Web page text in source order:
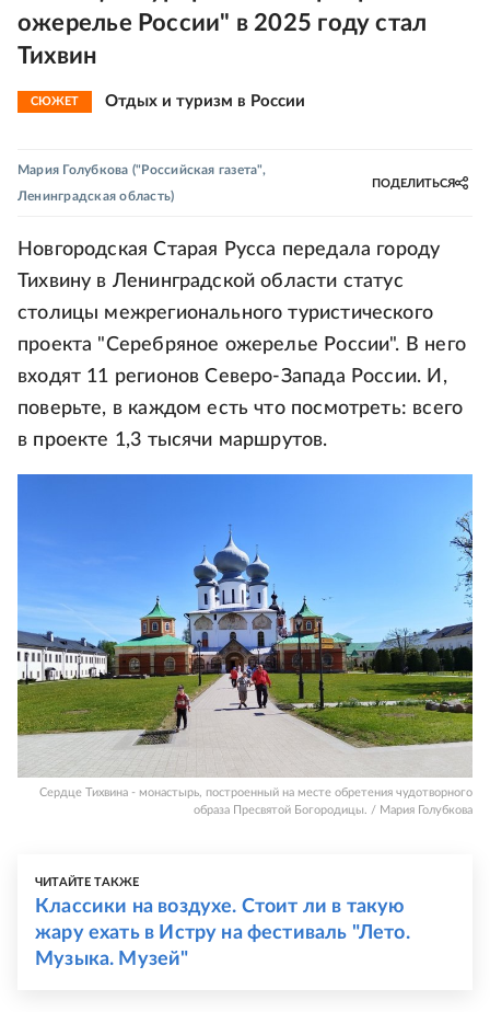
ожерелье России" в 2025 году стал
Тихвин
СЮЖЕТ Отдых и туризм в России
Мария Голубкова ("Российская газета",
Ленинградская область)
ПОДЕЛИТЬСЯ
Новгородская Старая Русса передала городу
Тихвину в Ленинградской области статус
столицы межрегионального туристического
проекта "Серебряное ожерелье России". В него
входят 11 регионов Северо-Запада России. И,
поверьте, в каждом есть что посмотреть: всего
в проекте 1,3 тысячи маршрутов.
Сердце Тихвина - монастырь, построенный на месте обретения чудотворного
образа Пресвятой Богородицы. / Мария Голубкова
ЧИТАЙТЕ ТАКЖЕ
Классики на воздухе. Стоит ли в такую
жару ехать в Истру на фестиваль "Лето.
Музыка. Музей"